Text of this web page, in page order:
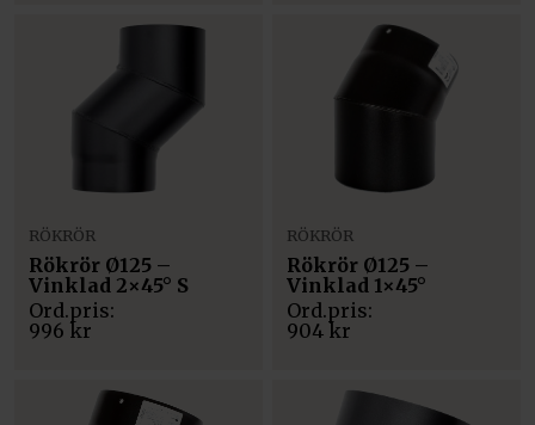
RÖKRÖR
Rökrör Ø125 –
Vinklad 2×45° S
996 kr
RÖKRÖR
Rökrör Ø125 –
Vinklad 1×45°
904 kr